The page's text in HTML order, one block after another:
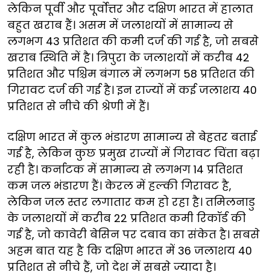
लेकिन पूर्वी और पूर्वोत्तर और दक्षिण भारत में हालात
बहुत खराब हैं। असम में जलाशयों में सामान्य से
लगभग 43 प्रतिशत की कमी दर्ज की गई है, जो सबसे
खराब स्थिति में है। त्रिपुरा के जलाशयों में करीब 42
प्रतिशत और पश्चिम बंगाल में लगभग 58 प्रतिशत की
गिरावट दर्ज की गई है। इन राज्यों में कई जलाशय 40
प्रतिशत से नीचे की श्रेणी में हैं।
दक्षिण भारत में कुल भंडारण सामान्य से बेहतर बताई
गई है, लेकिन कुछ प्रमुख राज्यों में गिरावट चिंता बढ़ा
रही है। कर्नाटक में सामान्य से लगभग 14 प्रतिशत
कम जल भंडारण हैं। केरल में हल्की गिरावट है,
लेकिन जल स्तर लगातार कम हो रहा है। तमिलनाडु
के जलाशयों में करीब 22 प्रतिशत कमी रिकॉर्ड की
गई है, जो कावेरी बेसिन पर दबाव का संकेत है। सबसे
अहम बात यह है कि दक्षिण भारत में 36 जलाशय 40
प्रतिशत से नीचे हैं, जो देश में सबसे ज्यादा है।